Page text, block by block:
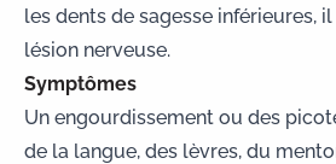
les dents de sagesse inférieures,
lésion nerveuse.
Symptômes
Un engourdissement ou des
de la langue, des lèvres, du